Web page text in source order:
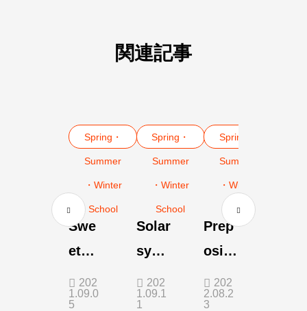
関連記事
Spring・
Summer
・Winter
School
Swe
et
Crep
es!
202
1.09.0
5
Spring・
Summer
・Winter
School
Solar
syst
em
craft
202
1.09.1
1
Spring・
Summer
・Winter
School
Prep
ositi
ons
and
202
2.08.2
3